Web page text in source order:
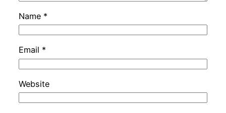
Name *
Email *
Website